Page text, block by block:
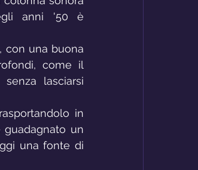
anni '50 è
con una buona
come il
lasciarsi
in
un
una fonte di